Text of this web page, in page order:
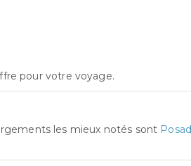
pour votre voyage.
les mieux notés sont